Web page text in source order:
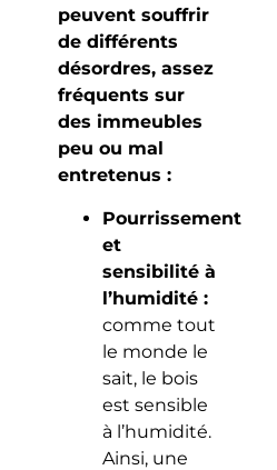
peuvent souffrir
de différents
désordres, assez
fréquents sur
des immeubles
peu ou mal
entretenus :
Pourrissement
et
sensibilité à
l’humidité :
comme tout
le monde le
sait, le bois
est sensible
à l’humidité.
Ainsi, une